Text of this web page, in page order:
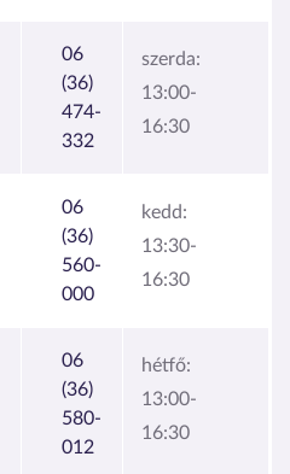
06
(36)
474-
332
szerda:
13:00-
16:30
06
(36)
560-
000
kedd:
13:30-
16:30
06
(36)
580-
012
hétfő:
13:00-
16:30